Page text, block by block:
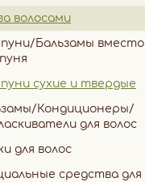
волосами
Бальзамы вместо
сухие и твердые
Кондиционеры/
для волос
для волос
средства для